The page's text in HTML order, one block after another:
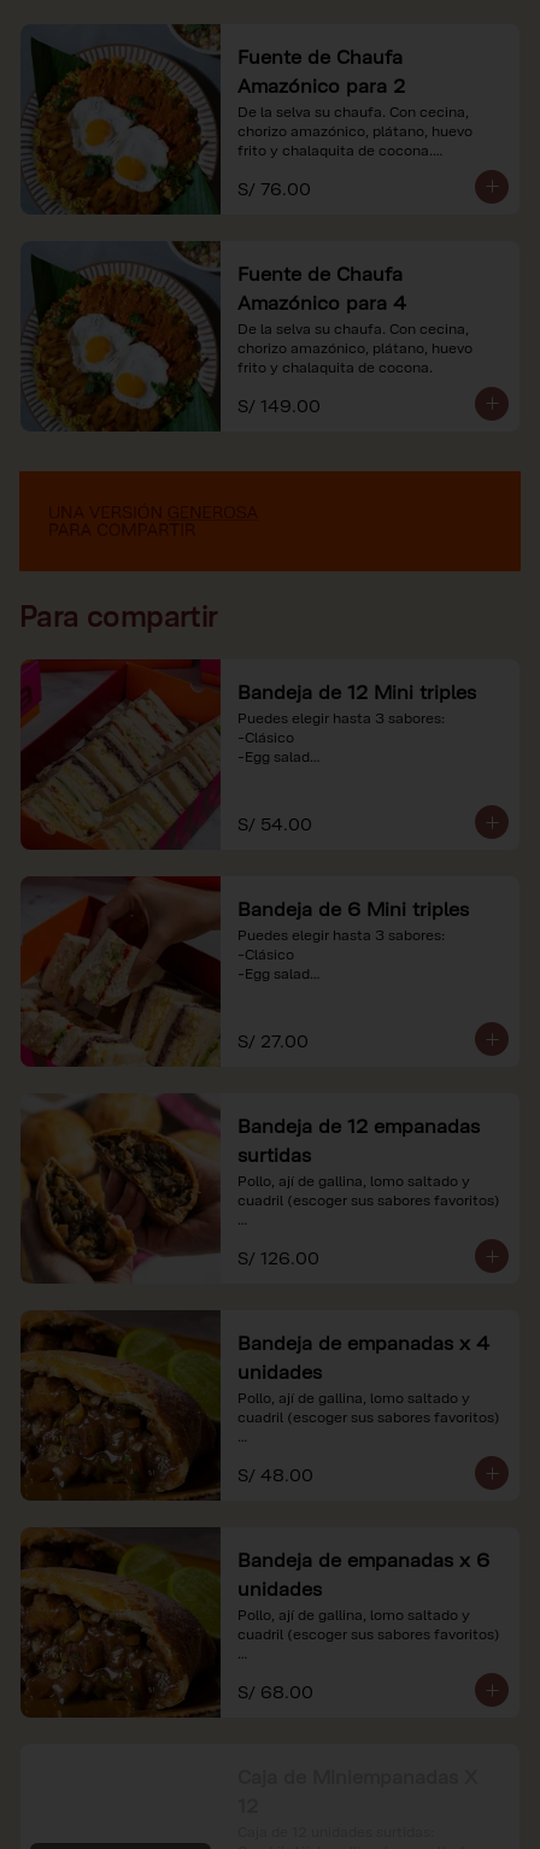
Fuente de Chaufa
Amazónico para 2
De la selva su chaufa. Con cecina,
chorizo amazónico, plátano, huevo
frito y chalaquita de cocona.
*Imágenes referenciales.
*Nuestros precios están expresados en
S/ 76.00
Fuente de Chaufa
Amazónico para 4
De la selva su chaufa. Con cecina,
chorizo amazónico, plátano, huevo
frito y chalaquita de cocona.
S/ 149.00
Para compartir
Bandeja de 12 Mini triples
Puedes elegir hasta 3 sabores:
-Clásico
-Egg salad
referenciales.
S/ 54.00
Bandeja de 6 Mini triples
Puedes elegir hasta 3 sabores:
-Clásico
-Egg salad
referenciales.
S/ 27.00
Bandeja de 12 empanadas
surtidas
Pollo, ají de gallina, lomo saltado y
cuadril (escoger sus sabores favoritos)
*Nuestros precios están expresados en
soles e incluyen impuestos de ley y
S/ 126.00
Bandeja de empanadas x 4
unidades
Pollo, ají de gallina, lomo saltado y
cuadril (escoger sus sabores favoritos)
*Nuestros precios están expresados en
soles e incluyen impuestos de ley y
S/ 48.00
Bandeja de empanadas x 6
unidades
Pollo, ají de gallina, lomo saltado y
cuadril (escoger sus sabores favoritos)
*Nuestros precios están expresados en
soles e incluyen impuestos de ley y
S/ 68.00